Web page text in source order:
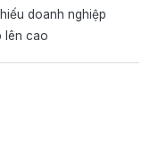
doanh nghiệp
lên cao